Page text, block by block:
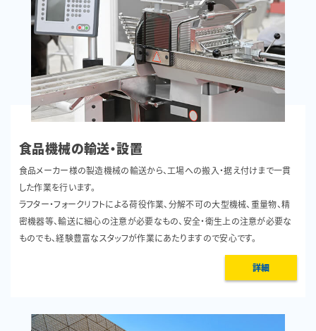
食品機械の輸送・設置
食品メーカー様の製造機械の輸送から、工場への搬入・据え付けまで一貫
した作業を行います。
ラフター・フォークリフトによる荷役作業、分解不可の大型機械、重量物、精
密機器等、輸送に細心の注意が必要なもの、安全・衛生上の注意が必要な
ものでも、経験豊富なスタッフが作業にあたりますので安心です。
詳細